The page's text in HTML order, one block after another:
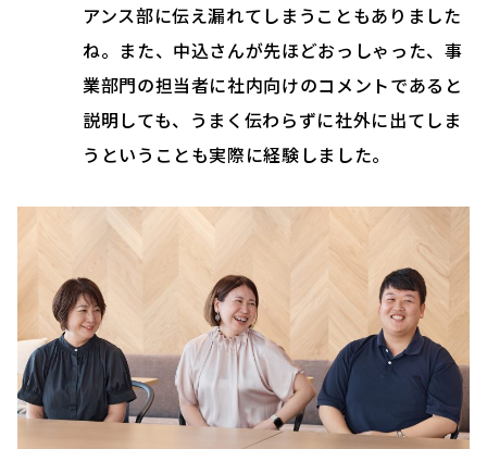
アンス部に伝え漏れてしまうこともありました
ね。また、中込さんが先ほどおっしゃった、事
業部門の担当者に社内向けのコメントであると
説明しても、うまく伝わらずに社外に出てしま
うということも実際に経験しました。